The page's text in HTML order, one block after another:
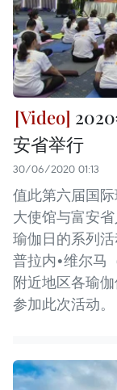
安省举行
30/06/2020 01:13
值此第六届国
大使馆与富安
瑜伽日的系列
普拉内•维尔马
附近地区各瑜
参加此次活动。